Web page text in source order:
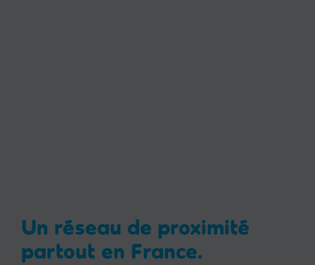
Un réseau de proximité
partout en France.